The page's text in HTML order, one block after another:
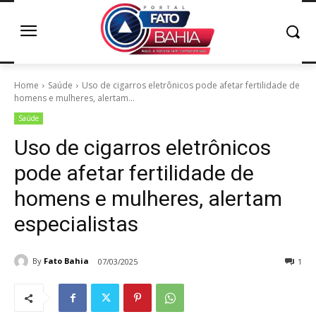
Home Saúde
Uso de cigarros eletrônicos pode afetar fertilidade de
homens e mulheres, alertam...
Saúde
Uso de cigarros eletrônicos
pode afetar fertilidade de
homens e mulheres, alertam
especialistas
By Fato Bahia 07/03/2025 1